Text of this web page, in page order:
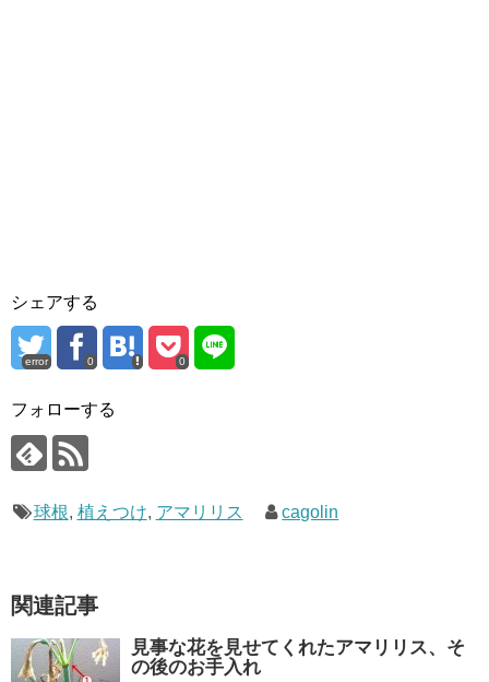
シェアする
error 0 0
フォローする
球根, 植えつけ, アマリリス cagolin
関連記事
見事な花を見せてくれたアマリリス、そ
の後のお手入れ